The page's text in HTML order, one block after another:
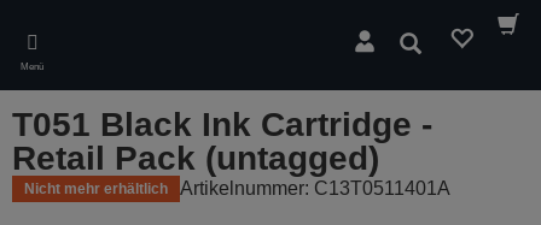
main
content
Menü
Suchen
T051 Black Ink Cartridge -
Retail Pack (untagged)
Nicht mehr erhältlich Artikelnummer: C13T0511401A